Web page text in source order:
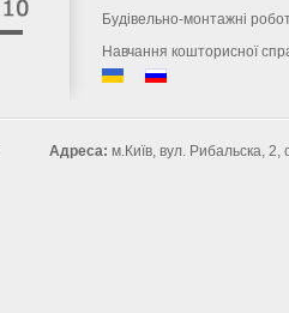
Будівельно-монтажні
Навчання кошторисної
Адреса: м.Київ, вул. Рибальска, 2,